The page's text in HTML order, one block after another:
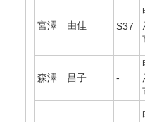
宮澤 由佳 S37
森澤 昌子 -